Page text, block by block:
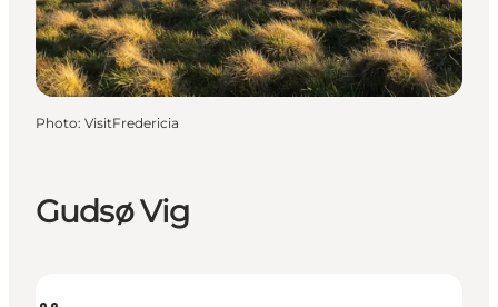
Gudsø Vig
Photo: VisitFredericia